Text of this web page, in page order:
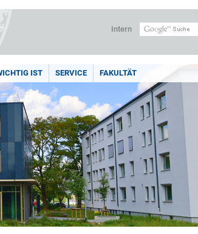
Intern
IST SERVICE FAKULTÄT